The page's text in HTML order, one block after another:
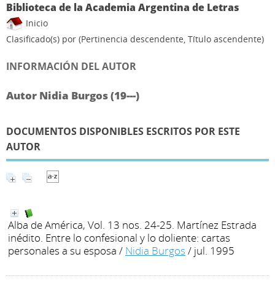
Biblioteca de la Academia Argentina de Letras
Inicio
Clasificado(s) por (Pertinencia descendente, Título ascendente)
INFORMACIÓN DEL AUTOR
Autor Nidia Burgos (19---)
DOCUMENTOS DISPONIBLES ESCRITOS POR ESTE
AUTOR
Alba de América, Vol. 13 nos. 24-25. Martínez Estrada
inédito. Entre lo confesional y lo doliente: cartas
personales a su esposa / Nidia Burgos / jul. 1995